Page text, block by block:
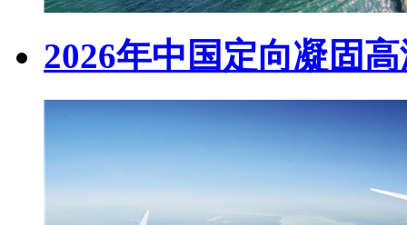
2026年中国定向凝固